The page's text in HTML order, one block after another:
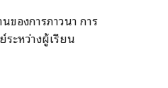
องการภาวนา การ
ะหว่างผู้เรียน